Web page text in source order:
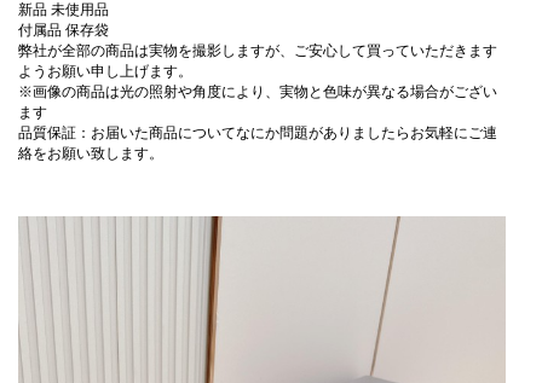
新品 未使用品
付属品 保存袋
弊社が全部の商品は実物を撮影しますが、ご安心して買っていただきます
ようお願い申し上げます。
※画像の商品は光の照射や角度により、実物と色味が異なる場合がござい
ます
品質保証：お届いた商品についてなにか問題がありましたらお気軽にご連
絡をお願い致します。